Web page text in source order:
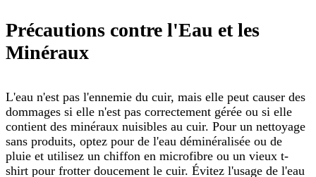
Précautions contre l'Eau et les
Minéraux
L'eau n'est pas l'ennemie du cuir, mais elle peut causer des
dommages si elle n'est pas correctement gérée ou si elle
contient des minéraux nuisibles au cuir. Pour un nettoyage
sans produits, optez pour de l'eau déminéralisée ou de
pluie et utilisez un chiffon en microfibre ou un vieux t-
shirt pour frotter doucement le cuir. Évitez l'usage de l'eau